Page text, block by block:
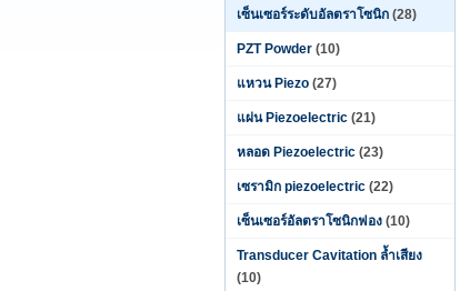
เซ็นเซอร์ระดับอัลตราโซนิก (28)
PZT Powder (10)
แหวน Piezo (27)
แผ่น Piezoelectric (21)
หลอด Piezoelectric (23)
เซรามิก piezoelectric (22)
เซ็นเซอร์อัลตราโซนิกฟอง (10)
Transducer Cavitation ล้ำเสียง
(10)